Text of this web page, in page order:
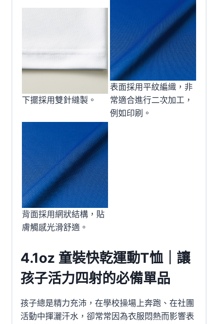
下擺採用雙針縫製。
表面採用平紋編織，非
常適合進行二次加工，
例如印刷。
背面採用網狀結構，貼
膚觸感光滑舒適。
4.1oz 童裝快乾運動T恤｜讓
孩子活力四射的必備單品
孩子總是精力充沛，在學校操場上奔跑、在社團
活動中揮灑汗水，卻常常因為衣服悶熱而影響表